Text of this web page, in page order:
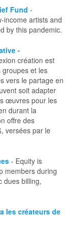
Fund -
income artists and
by this pandemic.
-
création est
groupes et les
vers le partage en
soit adapter
œuvres pour les
durant la
offre des
versées par le
- Equity is
members during
dues billing,
les créateurs de